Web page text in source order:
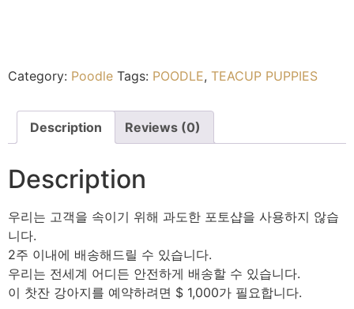
Category: Poodle Tags: POODLE, TEACUP PUPPIES
Description Reviews (0)
Description
우리는 고객을 속이기 위해 과도한 포토샵을 사용하지 않습
니다.
2주 이내에 배송해드릴 수 있습니다.
우리는 전세계 어디든 안전하게 배송할 수 있습니다.
이 찻잔 강아지를 예약하려면 $ 1,000가 필요합니다.